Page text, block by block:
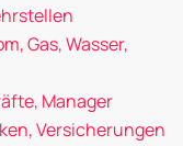
Gas, Wasser,
Manager
Versicherungen